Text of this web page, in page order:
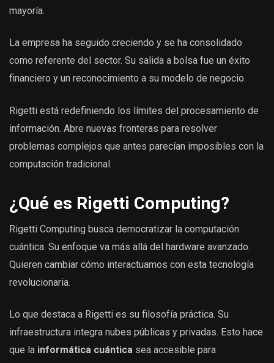
mayoría.
La empresa ha seguido creciendo y se ha consolidado
como referente del sector. Su salida a bolsa fue un éxito
financiero y un reconocimiento a su modelo de negocio.
Rigetti está redefiniendo los límites del procesamiento de
información. Abre nuevas fronteras para resolver
problemas complejos que antes parecían imposibles con la
computación tradicional.
¿Qué es Rigetti Computing?
Rigetti Computing busca democratizar la computación
cuántica. Su enfoque va más allá del hardware avanzado.
Quieren cambiar cómo interactuamos con esta tecnología
revolucionaria.
Lo que destaca a Rigetti es su filosofía práctica. Su
infraestructura integra nubes públicas y privadas. Esto hace
que la informática cuántica sea accesible para